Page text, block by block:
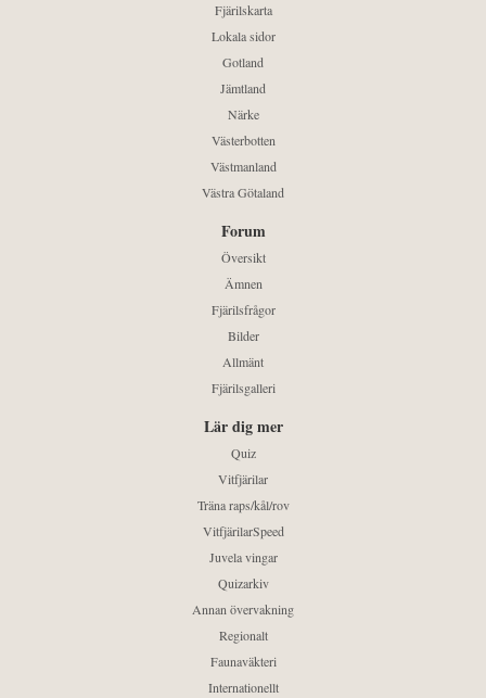
Fjärilskarta
Lokala sidor
Gotland
Jämtland
Närke
Västerbotten
Västmanland
Västra Götaland
Forum
Översikt
Ämnen
Fjärilsfrågor
Bilder
Allmänt
Fjärilsgalleri
Lär dig mer
Quiz
Vitfjärilar
Träna raps/kål/rov
VitfjärilarSpeed
Juvela vingar
Quizarkiv
Annan övervakning
Regionalt
Faunaväkteri
Internationellt